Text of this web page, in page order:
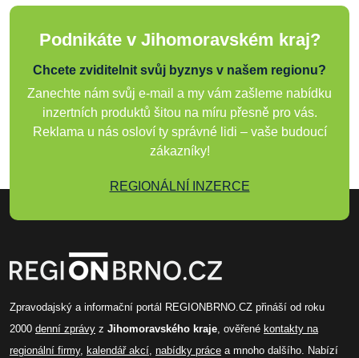
Podnikáte v Jihomoravském kraj?
Chcete zviditelnit svůj byznys v našem regionu?
Zanechte nám svůj e-mail a my vám zašleme nabídku
inzertních produktů šitou na míru přesně pro vás.
Reklama u nás osloví ty správné lidi – vaše budoucí
zákazníky!
REGIONÁLNÍ INZERCE
Zpravodajský a informační portál REGIONBRNO.CZ přináší od roku
2000 denní zprávy z Jihomoravského kraje, ověřené kontakty na
regionální firmy, kalendář akcí, nabídky práce a mnoho dalšího. Nabízí